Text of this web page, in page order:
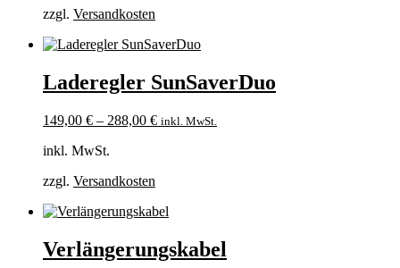
zzgl. Versandkosten
Laderegler SunSaverDuo
149,00 € – 288,00 € inkl. MwSt.
inkl. MwSt.
zzgl. Versandkosten
Verlängerungskabel